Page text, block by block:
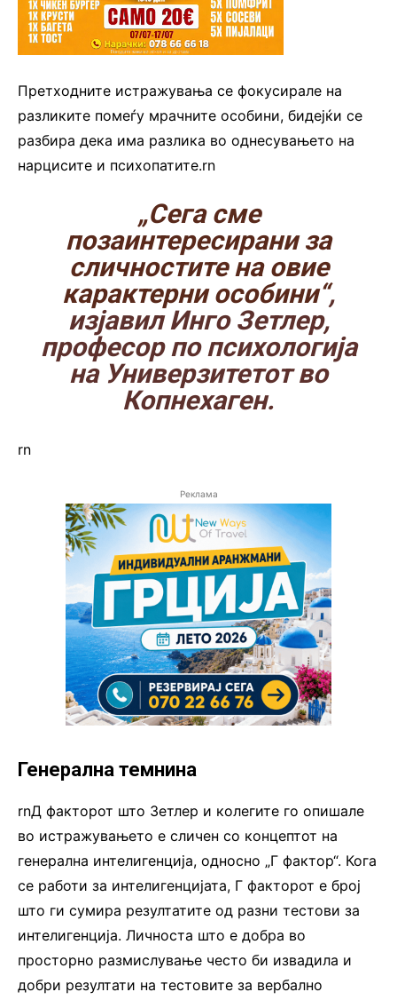
Претходните истражувања се фокусирале на
разликите помеѓу мрачните особини, бидејќи се
разбира дека има разлика во однесувањето на
нарцисите и психопатите.rn
„Сега сме
позаинтересирани за
сличностите на овие
карактерни особини“,
изјавил Инго Зетлер,
професор по психологија
на Универзитетот во
Копнехаген.
rn
Реклама
Генерална темнина
rnД факторот што Зетлер и колегите го опишале
во истражувањето е сличен со концептот на
генерална интелигенција, односно „Г фактор“. Кога
се работи за интелигенцијата, Г факторот е број
што ги сумира резултатите од разни тестови за
интелигенција. Личноста што е добра во
просторно размислување често би извадила и
добри резултати на тестовите за вербално